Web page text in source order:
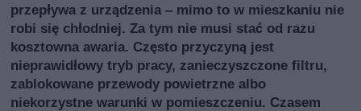
przepływa z urządzenia – mimo to w mieszkaniu nie
robi się chłodniej. Za tym nie musi stać od razu
kosztowna awaria. Często przyczyną jest
nieprawidłowy tryb pracy, zanieczyszczone filtru,
zablokowane przewody powietrzne albo
niekorzystne warunki w pomieszczeniu. Czasem